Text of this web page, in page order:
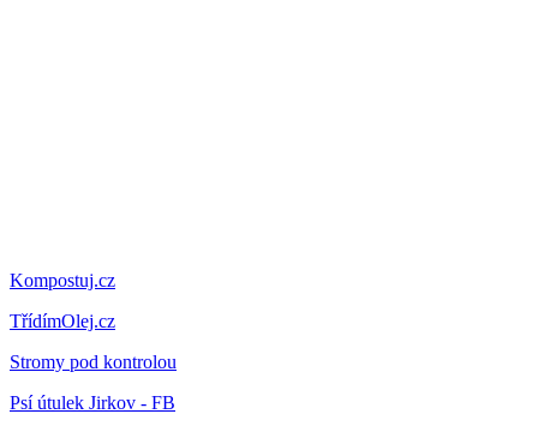
Kompostuj.cz
TřídímOlej.cz
Stromy pod kontrolou
Psí útulek Jirkov - FB